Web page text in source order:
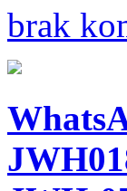
brak